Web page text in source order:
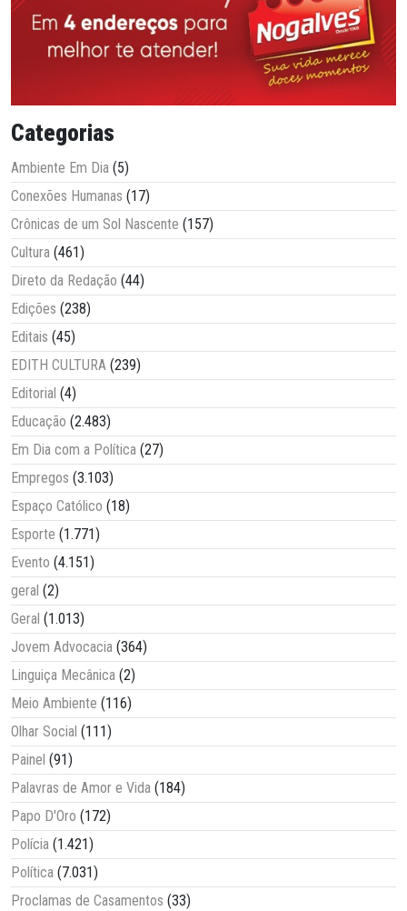
Categorias
Ambiente Em Dia (5)
Conexões Humanas (17)
Crônicas de um Sol Nascente (157)
Cultura (461)
Direto da Redação (44)
Edições (238)
Editais (45)
EDITH CULTURA (239)
Editorial (4)
Educação (2.483)
Em Dia com a Política (27)
Empregos (3.103)
Espaço Católico (18)
Esporte (1.771)
Evento (4.151)
geral (2)
Geral (1.013)
Jovem Advocacia (364)
Linguiça Mecânica (2)
Meio Ambiente (116)
Olhar Social (111)
Painel (91)
Palavras de Amor e Vida (184)
Papo D'Oro (172)
Polícia (1.421)
Política (7.031)
Proclamas de Casamentos (33)